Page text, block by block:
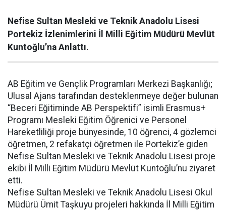
Nefise Sultan Mesleki ve Teknik Anadolu Lisesi
Portekiz İzlenimlerini İl Milli Eğitim Müdürü Mevlüt
Kuntoğlu’na Anlattı.
AB Eğitim ve Gençlik Programları Merkezi Başkanlığı;
Ulusal Ajans tarafından desteklenmeye değer bulunan
“Beceri Eğitiminde AB Perspektifi” isimli Erasmus+
Programı Mesleki Eğitim Öğrenici ve Personel
Hareketliliği proje bünyesinde, 10 öğrenci, 4 gözlemci
öğretmen, 2 refakatçi öğretmen ile Portekiz’e giden
Nefise Sultan Mesleki ve Teknik Anadolu Lisesi proje
ekibi İl Milli Eğitim Müdürü Mevlüt Kuntoğlu’nu ziyaret
etti.
Nefise Sultan Mesleki ve Teknik Anadolu Lisesi Okul
Müdürü Ümit Taşkuyu projeleri hakkında İl Milli Eğitim